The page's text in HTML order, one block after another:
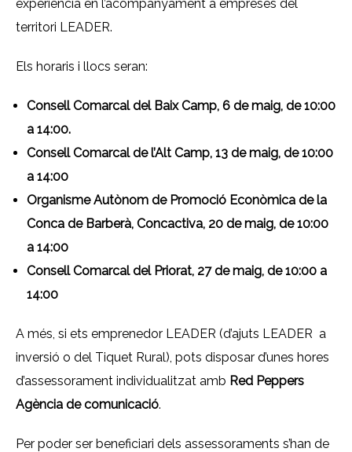
experiència en l’acompanyament a empreses del
territori LEADER.
Els horaris i llocs seran:
Consell Comarcal del Baix Camp, 6 de maig, de 10:00
a 14:00.
Consell Comarcal de l’Alt Camp, 13 de maig, de 10:00
a 14:00
Organisme Autònom de Promoció Econòmica de la
Conca de Barberà, Concactiva, 20 de maig, de 10:00
a 14:00
Consell Comarcal del Priorat, 27 de maig, de 10:00 a
14:00
A més, si ets emprenedor LEADER (d’ajuts LEADER a
inversió o del Tiquet Rural), pots disposar d’unes hores
d’assessorament individualitzat amb Red Peppers
Agència de comunicació.
Per poder ser beneficiari dels assessoraments s’han de